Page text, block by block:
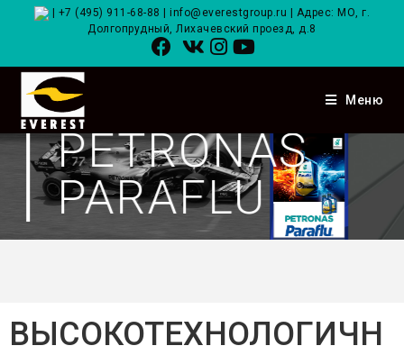
+7 (495) 911-68-88 info@everestgroup.ru | Адрес: МО, г.
Долгопрудный, Лихачевский проезд, д.8
Меню
PETRONAS
PARAFLU
ВЫСОКОТЕХНОЛОГИЧН